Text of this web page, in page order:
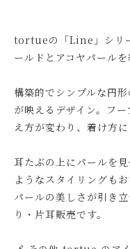
tortueの「Line」シリ
ールドとアコヤパールを
構築的でシンプルな円
が映えるデザイン。フ
え方が変わり、着け方
耳たぶの上にパールを
ようなスタイリングも
パールの美しさが引き
り・片耳販売です。